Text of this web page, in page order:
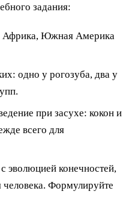
задания:
Африка, Южная Америка
одно у рогозуба, два у
при засухе: кокон и
всего для
эволюцией конечностей,
Формулируйте